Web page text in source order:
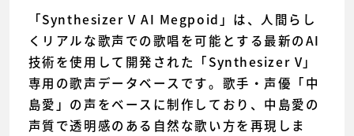
「Synthesizer V AI Megpoid」は、人間らし
くリアルな歌声での歌唱を可能とする最新のAI
技術を使用して開発された「Synthesizer V」
専用の歌声データベースです。歌手・声優「中
島愛」の声をベースに制作しており、中島愛の
声質で透明感のある自然な歌い方を再現しま